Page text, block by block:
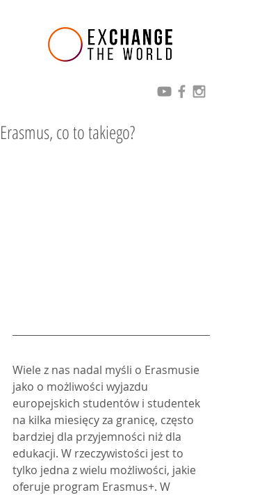
Erasmus, co to takiego?
Wiele z nas nadal myśli o Erasmusie
jako o możliwości wyjazdu
europejskich studentów i studentek
na kilka miesięcy za granicę, często
bardziej dla przyjemności niż dla
edukacji. W rzeczywistości jest to
tylko jedna z wielu możliwości, jakie
oferuje program Erasmus+. W